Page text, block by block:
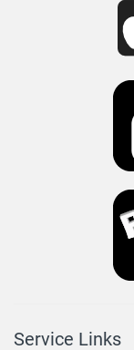
Service Links